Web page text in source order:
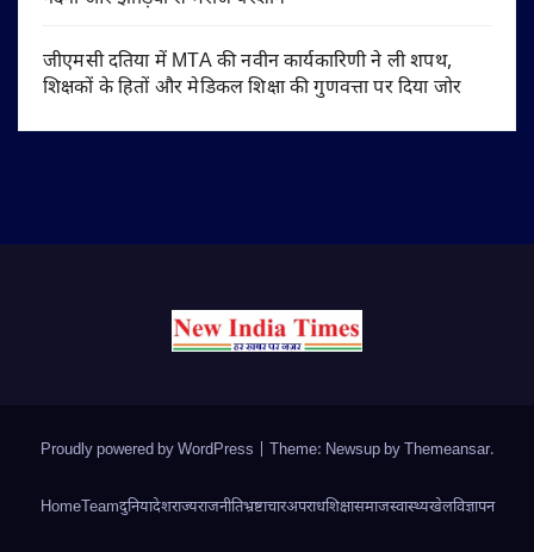
जीएमसी दतिया में MTA की नवीन कार्यकारिणी ने ली शपथ,
शिक्षकों के हितों और मेडिकल शिक्षा की गुणवत्ता पर दिया जोर
Proudly powered by WordPress Theme: Newsup byThemeansar.
HomeTeamदुनियादेशराज्यराजनीतिभ्रष्टाचारअपराधशिक्षासमाजस्वास्थ्यखेलविज्ञापन